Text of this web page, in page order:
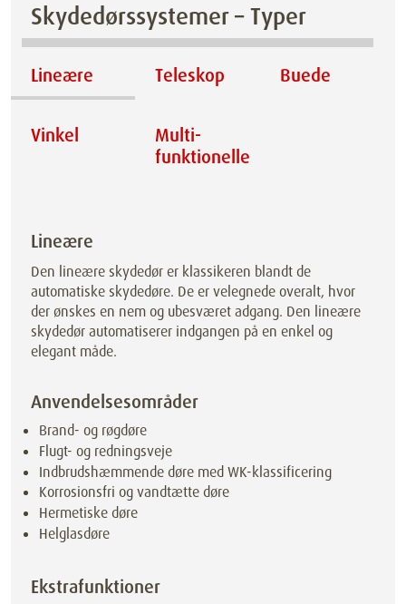
Skydedørssystemer – Typer
Lineære Teleskop Buede
Vinkel
Multi­
funktionelle
Lineære
Den lineære skydedør er klassikeren blandt de
automatiske skydedøre. De er velegnede overalt, hvor
der ønskes en nem og ubesværet adgang. Den lineære
skydedør automatiserer indgangen på en enkel og
elegant måde.
Anvendelsesområder
Brand- og røgdøre
Flugt- og redningsveje
Indbrudshæmmende døre med WK-klassificering
Korrosionsfri og vandtætte døre
Hermetiske døre
Helglasdøre
Ekstrafunktioner